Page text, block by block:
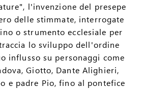
l'invenzione del presepe
delle stimmate, interrogate
o strumento ecclesiale per
lo sviluppo dell'ordine
influsso su personaggi come
Giotto, Dante Alighieri,
e padre Pio, fino al pontefice